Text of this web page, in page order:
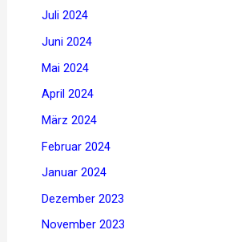
Juli 2024
Juni 2024
Mai 2024
April 2024
März 2024
Februar 2024
Januar 2024
Dezember 2023
November 2023